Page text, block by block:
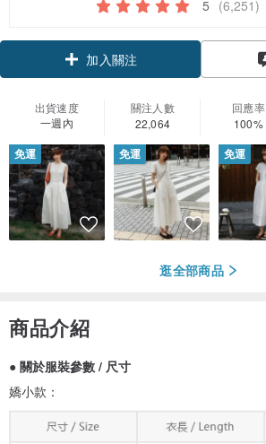
5 (6,251)
加入關注
出貨速度
一週內
關注人數
22,064
回應率
100%
免運 免運 免運
逛全部商品
商品介紹
● 關於服裝參數 / 尺寸
嬌小款：